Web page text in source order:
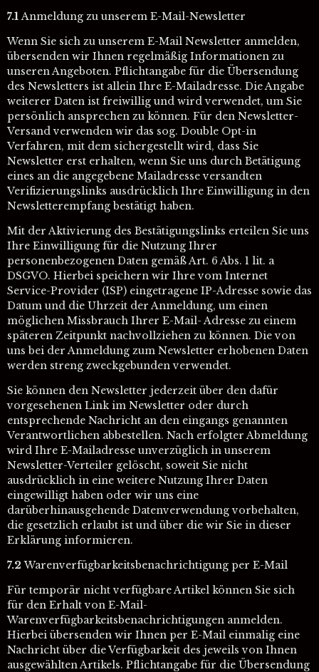
7.1Anmeldung zu unserem E-Mail-Newsletter
Wenn Sie sich zu unserem E-Mail Newsletter anmelden,
übersenden wir Ihnen regelmäßig Informationen zu
unseren Angeboten. Pflichtangabe für die Übersendung
des Newsletters ist allein Ihre E-Mailadresse. Die Angabe
weiterer Daten ist freiwillig und wird verwendet, um Sie
persönlich ansprechen zu können. Für den Newsletter-
Versand verwenden wir das sog. Double Opt-in
Verfahren, mit dem sichergestellt wird, dass Sie
Newsletter erst erhalten, wenn Sie uns durch Betätigung
eines an die angegebene Mailadresse versandten
Verifizierungslinks ausdrücklich Ihre Einwilligung in den
Newsletterempfang bestätigt haben.
Mit der Aktivierung des Bestätigungslinks erteilen Sie uns
Ihre Einwilligung für die Nutzung Ihrer
personenbezogenen Daten gemäß Art. 6 Abs. 1 lit. a
DSGVO. Hierbei speichern wir Ihre vom Internet
Service-Provider (ISP) eingetragene IP-Adresse sowie das
Datum und die Uhrzeit der Anmeldung, um einen
möglichen Missbrauch Ihrer E-Mail- Adresse zu einem
späteren Zeitpunkt nachvollziehen zu können. Die von
uns bei der Anmeldung zum Newsletter erhobenen Daten
werden streng zweckgebunden verwendet.
Sie können den Newsletter jederzeit über den dafür
vorgesehenen Link im Newsletter oder durch
entsprechende Nachricht an den eingangs genannten
Verantwortlichen abbestellen. Nach erfolgter Abmeldung
wird Ihre E-Mailadresse unverzüglich in unserem
Newsletter-Verteiler gelöscht, soweit Sie nicht
ausdrücklich in eine weitere Nutzung Ihrer Daten
eingewilligt haben oder wir uns eine
darüberhinausgehende Datenverwendung vorbehalten,
die gesetzlich erlaubt ist und über die wir Sie in dieser
Erklärung informieren.
7.2 Warenverfügbarkeitsbenachrichtigung per E-Mail
Für temporär nicht verfügbare Artikel können Sie sich
für den Erhalt von E-Mail-
Warenverfügbarkeitsbenachrichtigungen anmelden.
Hierbei übersenden wir Ihnen per E-Mail einmalig eine
Nachricht über die Verfügbarkeit des jeweils von Ihnen
ausgewählten Artikels. Pflichtangabe für die Übersendung